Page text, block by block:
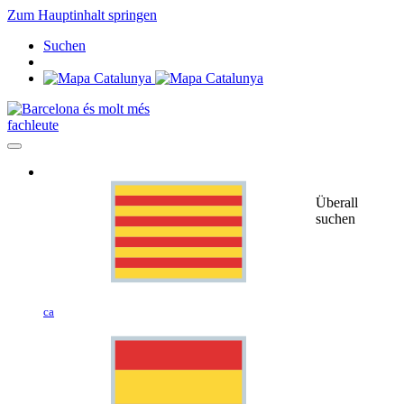
Zum Hauptinhalt springen
Suchen
fachleute
ca
Überall
suchen